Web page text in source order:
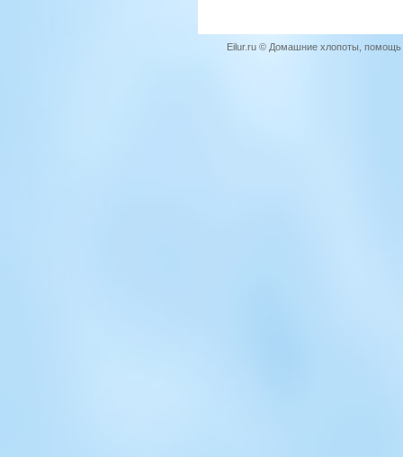
Eilur.ru © Домашние хлопоты,